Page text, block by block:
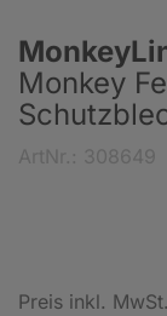
Monkey
Preis inkl. MwSt.